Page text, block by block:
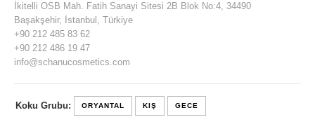
İkitelli OSB Mah. Fatih Sanayi Sitesi 2B Blok No:4, 34490
Başakşehir, İstanbul, Türkiye
+90 212 485 83 62
+90 212 486 19 47
info@schanucosmetics.com
Koku Grubu: ORYANTAL KIŞ GECE